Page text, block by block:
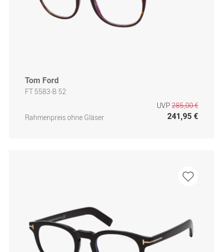
Tom Ford
FT 5583-B 52
Rahmenpreis ohne Gläser
UVP 285,00 €
241,95 €